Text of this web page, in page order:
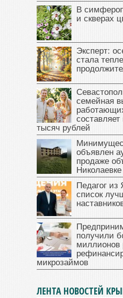
В
и скверах
Эксперт:
стала
семейная
тысяч рублей
объявлен
продаже
Николаевке
Педагог
список
получили
миллионов
микрозаймов
ЛЕНТА НОВОСТЕЙ